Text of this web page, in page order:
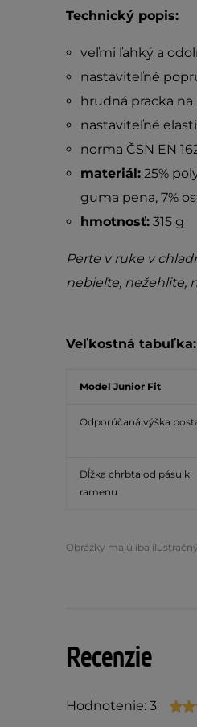
Technický popis:
veľmi ľahký a
nastaviteľné
hrudná pracka
nastaviteľné
norma ČSN EN
materiál:25%
guma pena, 7%
hmotnosť:315 g
Perte v ruke v
nebieľte, nežehlite,
Veľkostná tabuľka:
Model Junior Fit
Odporúčaná výška
Dĺžka chrbta od pásu k
ramenu
Obrázky majú iba
Recenzie
Hodnotenie: 3